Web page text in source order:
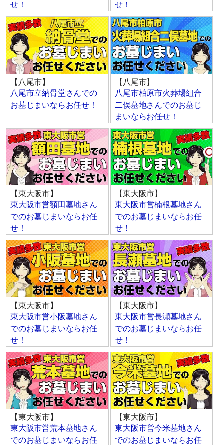
せ！
せ！
【八尾市】
八尾市立納骨堂さんでの
お墓じまいならお任せ！
【八尾市】
八尾市柏原市火葬場組合
二俣墓地さんでのお墓じ
まいならお任せ！
【東大阪市】
東大阪市営額田墓地さん
でのお墓じまいならお任
せ！
【東大阪市】
東大阪市営楠根墓地さん
でのお墓じまいならお任
せ！
【東大阪市】
東大阪市営小阪墓地さん
でのお墓じまいならお任
せ！
【東大阪市】
東大阪市営長瀬墓地さん
でのお墓じまいならお任
せ！
【東大阪市】
東大阪市営荒本墓地さん
でのお墓じまいならお任
【東大阪市】
東大阪市営今米墓地さん
でのお墓じまいならお任